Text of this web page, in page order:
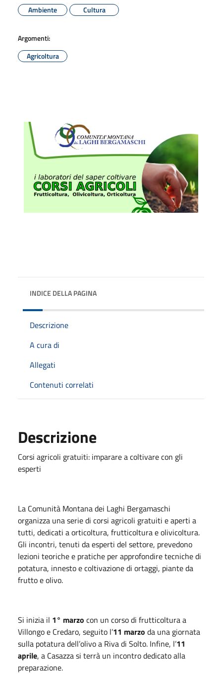
Ambiente
Cultura
Argomenti:
Agricoltura
INDICE DELLA PAGINA
Descrizione
A cura di
Allegati
Contenuti correlati
Descrizione
Corsi agricoli gratuiti: imparare a coltivare con gli
esperti
La Comunità Montana dei Laghi Bergamaschi
organizza una serie di corsi agricoli gratuiti e aperti a
tutti, dedicati a orticoltura, frutticoltura e olivicoltura.
Gli incontri, tenuti da esperti del settore, prevedono
lezioni teoriche e pratiche per approfondire tecniche di
potatura, innesto e coltivazione di ortaggi, piante da
frutto e olivo.
Si inizia il 1° marzo con un corso di frutticoltura a
Villongo e Credaro, seguito l’11 marzo da una giornata
sulla potatura dell’olivo a Riva di Solto. Infine, l’11
aprile, a Casazza si terrà un incontro dedicato alla
preparazione.